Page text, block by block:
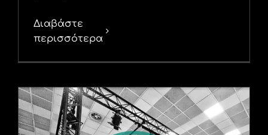
Διαβάστε
περισσότερα